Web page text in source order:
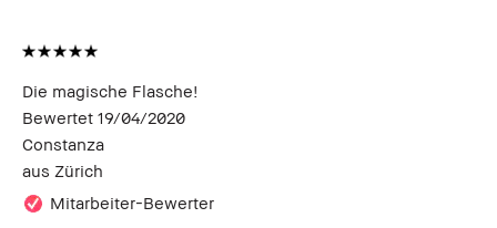
Die magische Flasche!
Bewertet 19/04/2020
Constanza
aus Zürich
Mitarbeiter-Bewerter